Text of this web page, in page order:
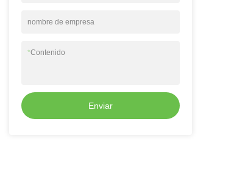
nombre de empresa
*Contenido
Enviar